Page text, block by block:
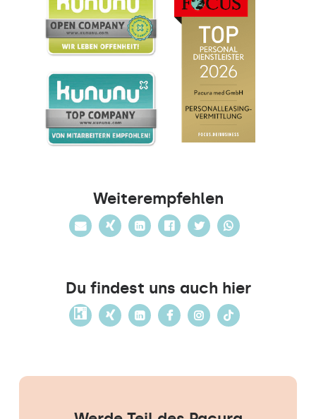
Weiterempfehlen
Du findest uns auch hier